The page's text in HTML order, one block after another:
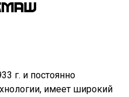
г. и постоянно
имеет широкий